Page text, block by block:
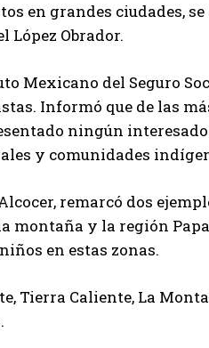
en grandes ciudades,
López Obrador.
Mexicano del Seguro
Informó que de las
ningún
y comunidades
remarcó dos
montaña y la región
en estas zonas.
Tierra Caliente, La